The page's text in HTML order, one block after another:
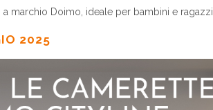
marchio Doimo, ideale per bambini e ragazzi.
2025